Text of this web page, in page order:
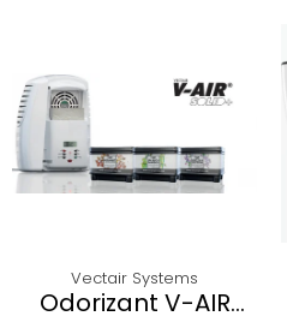
Vectair Systems
Odorizant V-AIR